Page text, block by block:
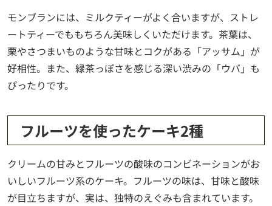
モンブランには、ミルクティーがよく合いますが、ストレ
ートティーでももちろん美味しくいただけます。茶葉は、
栗やさつまいものような甘味とコクがある「アッサム」が
好相性。また、緑茶っぽさを感じる深い渋みの「ウバ」も
ぴったりです。
フルーツを使ったケーキ2種
クリームの甘みとフルーツの酸味のコンビネーションがお
いしいフルーツ系のケーキ。フルーツの味は、甘味と酸味
が目立ちますが、実は、独特のえぐみも含まれています。